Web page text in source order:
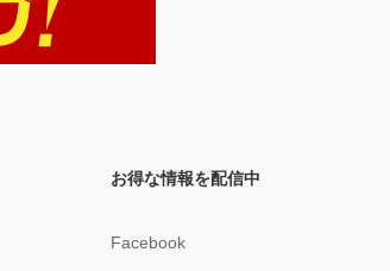
お得な情報を配信中
Facebook